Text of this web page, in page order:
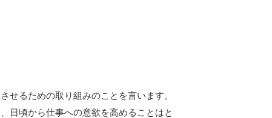
せるための取り組みのことを言います。
日頃から仕事への意欲を高めることはと